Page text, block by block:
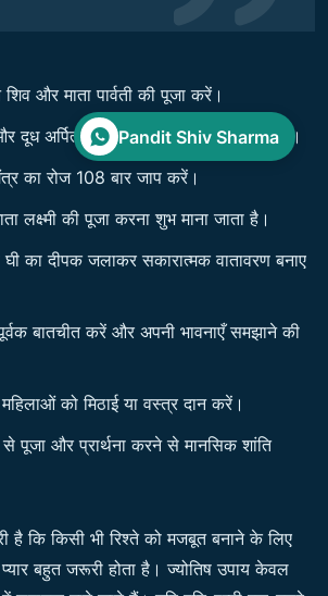
और माता पार्वती की पूजा करें।
दूध अर्पित कर वैवाहिक सुख की प्रार्थना करें।
का रोज 108 बार जाप करें।
लक्ष्मी की पूजा करना शुभ माना जाता है।
का दीपक जलाकर सकारात्मक वातावरण बनाए
बातचीत करें और अपनी भावनाएँ समझाने की
को मिठाई या वस्त्र दान करें।
पूजा और प्रार्थना करने से मानसिक शांति
कि किसी भी रिश्ते को मजबूत बनाने के लिए
बहुत जरूरी होता है। ज्योतिष उपाय केवल
Pandit Shiv Sharma